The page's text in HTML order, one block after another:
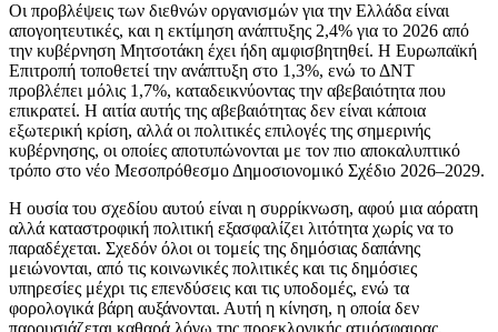
Οι προβλέψεις των διεθνών οργανισμών για την Ελλάδα είναι
απογοητευτικές, και η εκτίμηση ανάπτυξης 2,4% για το 2026 από
την κυβέρνηση Μητσοτάκη έχει ήδη αμφισβητηθεί. Η Ευρωπαϊκή
Επιτροπή τοποθετεί την ανάπτυξη στο 1,3%, ενώ το ΔΝΤ
προβλέπει μόλις 1,7%, καταδεικνύοντας την αβεβαιότητα που
επικρατεί. Η αιτία αυτής της αβεβαιότητας δεν είναι κάποια
εξωτερική κρίση, αλλά οι πολιτικές επιλογές της σημερινής
κυβέρνησης, οι οποίες αποτυπώνονται με τον πιο αποκαλυπτικό
τρόπο στο νέο Μεσοπρόθεσμο Δημοσιονομικό Σχέδιο 2026–2029.
Η ουσία του σχεδίου αυτού είναι η συρρίκνωση, αφού μια αόρατη
αλλά καταστροφική πολιτική εξασφαλίζει λιτότητα χωρίς να το
παραδέχεται. Σχεδόν όλοι οι τομείς της δημόσιας δαπάνης
μειώνονται, από τις κοινωνικές πολιτικές και τις δημόσιες
υπηρεσίες μέχρι τις επενδύσεις και τις υποδομές, ενώ τα
φορολογικά βάρη αυξάνονται. Αυτή η κίνηση, η οποία δεν